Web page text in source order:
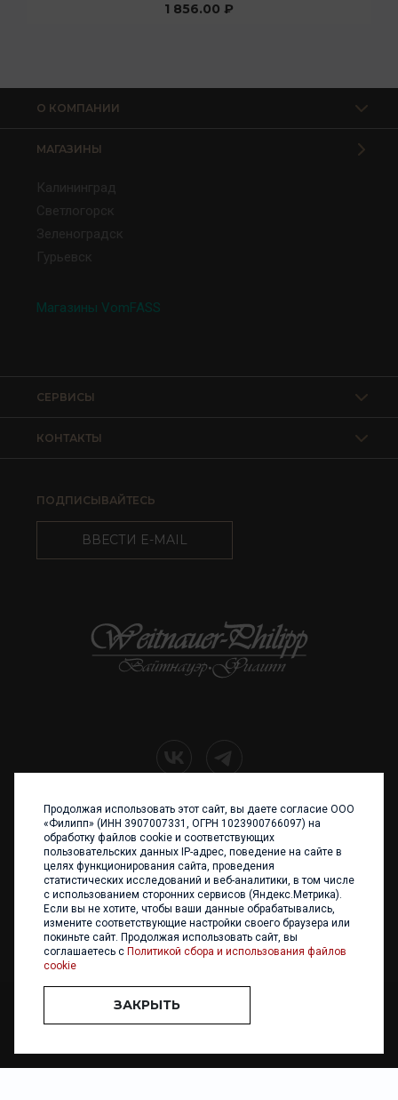
1 856.00 ₽
О КОМПАНИИ
МАГАЗИНЫ
Калининград
Светлогорск
Зеленоградск
Гурьевск
Магазины VomFASS
КОНТАКТЫ
СЕРВИСЫ
ПОДПИСЫВАЙТЕСЬ
ВВЕСТИ E-MAIL
+7 (4012) 960 898
236017 Калининград,
ул. Каштановая аллея, 47
Телефон: +7 4012 960 898,
+7 4012 960 856
Написать нам
ООО «ФИЛИПП» © 2013 - 2026. Все права защищены
Разработка и
Продолжая использовать этот сайт, вы даете согласие ООО
«Филипп» (ИНН 3907007331, ОГРН 1023900766097) на
обработку файлов cookie и соответствующих
пользовательских данных IP-адрес, поведение на сайте в
целях функционирования сайта, проведения
статистических исследований и веб-аналитики, в том числе
с использованием сторонних сервисов (Яндекс.Метрика).
Если вы не хотите, чтобы ваши данные обрабатывались,
измените соответствующие настройки своего браузера или
покиньте сайт. Продолжая использовать сайт, вы
соглашаетесь с Политикой сбора и использования файлов
cookie
ЗАКРЫТЬ